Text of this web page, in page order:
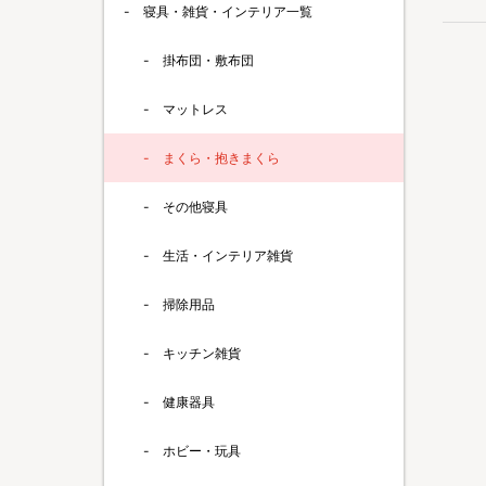
寝具・雑貨・インテリア一覧
掛布団・敷布団
マットレス
まくら・抱きまくら
その他寝具
生活・インテリア雑貨
掃除用品
キッチン雑貨
健康器具
ホビー・玩具